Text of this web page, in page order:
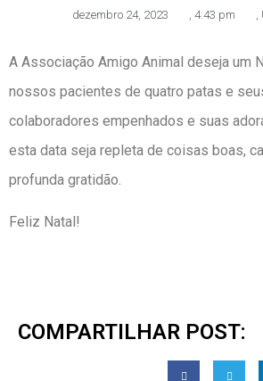
dezembro 24, 2023 , 4:43 pm ,
A Associação Amigo Animal deseja um
nossos pacientes de quatro patas e
colaboradores empenhados e suas
esta data seja repleta de coisas boas,
profunda gratidão.
Feliz Natal!
COMPARTILHAR POST: